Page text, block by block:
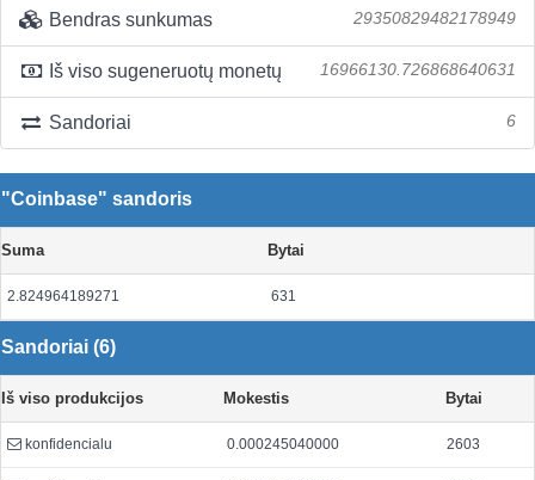
Bendras sunkumas 29350829482178949
Iš viso sugeneruotų monetų 16966130.726868640631
Sandoriai 6
"Coinbase" sandoris
Suma Bytai
2.824964189271 631
Sandoriai (6)
Iš viso produkcijos Mokestis Bytai
konfidencialu 0.000245040000 2603